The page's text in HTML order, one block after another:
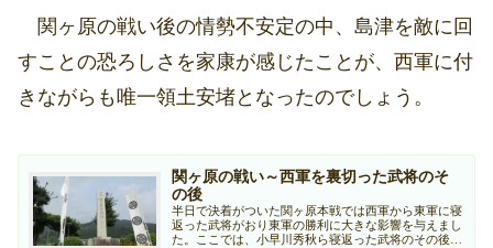
関ヶ原の戦い後の情勢不安定の中、島津を敵に回
すことの恐ろしさを家康が感じたことが、西軍に付
きながらも唯一領土安堵となったのでしょう。
関ヶ原の戦い～西軍を裏切った武将のそ
の後
半日で決着がついた関ヶ原本戦では西軍から東軍に寝
返った武将がおり東軍の勝利に大きな影響を与えまし
た。ここでは、小早川秀秋ら寝返った武将のその後を